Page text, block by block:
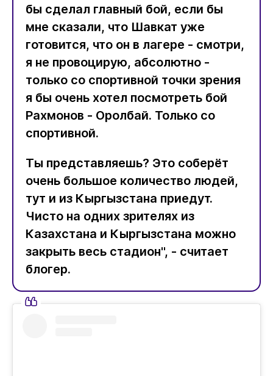
бы сделал главный бой, если бы
мне сказали, что Шавкат уже
готовится, что он в лагере - смотри,
я не провоцирую, абсолютно -
только со спортивной точки зрения
я бы очень хотел посмотреть бой
Рахмонов - Оролбай. Только со
спортивной.
Ты представляешь? Это соберёт
очень большое количество людей,
тут и из Кыргызстана приедут.
Чисто на одних зрителях из
Казахстана и Кыргызстана можно
закрыть весь стадион", - считает
блогер.